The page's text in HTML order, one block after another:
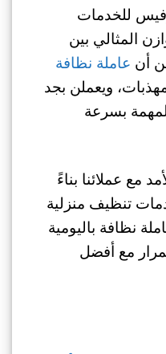
للخدمات
المثالي بين
أن عاملة نظافة
ويعملن بجد
بسرعة
مع عملائنا بناءً
تنظيف منزلية
نظافة باليومية
مع أفضل